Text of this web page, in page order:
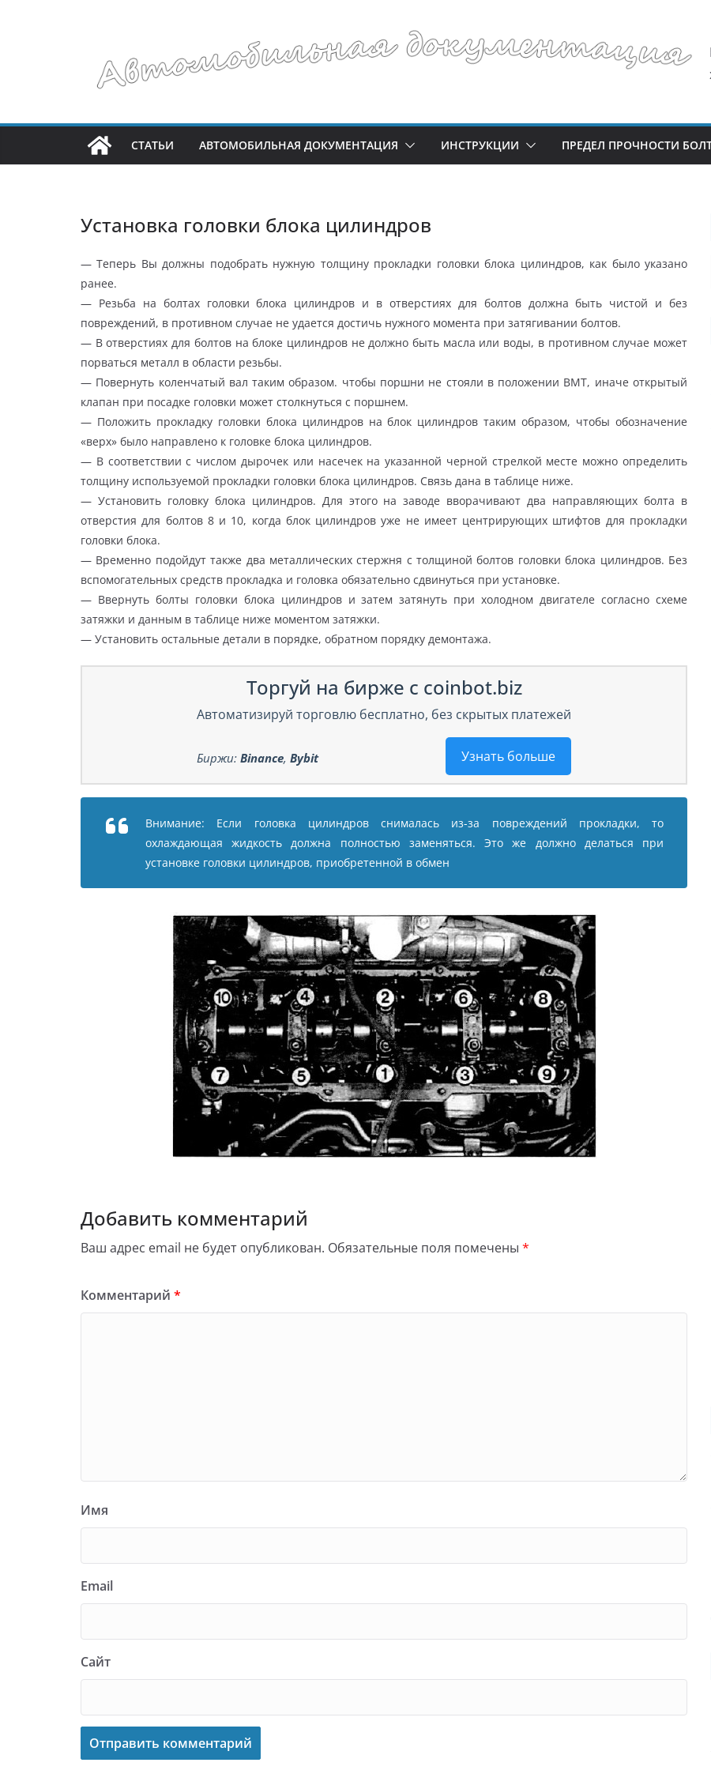
СТАТЬИ АВТОМОБИЛЬНАЯ ДОКУМЕНТАЦИЯ ИНСТРУКЦИИ ПРЕДЕЛ ПРОЧНОСТИ
Установка головки блока цилиндров
— Теперь Вы должны подобрать нужную толщину прокладки головки блока цилиндров, как было указано
ранее.
— Резьба на болтах головки блока цилиндров и в отверстиях для болтов должна быть чистой и без
повреждений, в противном случае не удается достичь нужного момента при затягивании болтов.
— В отверстиях для болтов на блоке цилиндров не должно быть масла или воды, в противном случае может
порваться металл в области резьбы.
— Повернуть коленчатый вал таким образом. чтобы поршни не стояли в положении ВМТ, иначе открытый
клапан при посадке головки может столкнуться с поршнем.
— Положить прокладку головки блока цилиндров на блок цилиндров таким образом, чтобы обозначение
«верх» было направлено к головке блока цилиндров.
— В соответствии с числом дырочек или насечек на указанной черной стрелкой месте можно определить
толщину используемой прокладки головки блока цилиндров. Связь дана в таблице ниже.
— Установить головку блока цилиндров. Для этого на заводе вворачивают два направляющих болта в
отверстия для болтов 8 и 10, когда блок цилиндров уже не имеет центрирующих штифтов для прокладки
головки блока.
— Временно подойдут также два металлических стержня с толщиной болтов головки блока цилиндров. Без
вспомогательных средств прокладка и головка обязательно сдвинуться при установке.
— Ввернуть болты головки блока цилиндров и затем затянуть при холодном двигателе согласно схеме
затяжки и данным в таблице ниже моментом затяжки.
— Установить остальные детали в порядке, обратном порядку демонтажа.
Торгуй на бирже с coinbot.biz
Автоматизируй торговлю бесплатно, без скрытых платежей
Узнать больше
Биржи: Binance, Bybit
Внимание: Если головка цилиндров снималась из-за повреждений прокладки, то
охлаждающая жидкость должна полностью заменяться. Это же должно делаться при
установке головки цилиндров, приобретенной в обмен
Добавить комментарий
Ваш адрес email не будет опубликован. Обязательные поля помечены *
Комментарий *
Имя
Email
Сайт